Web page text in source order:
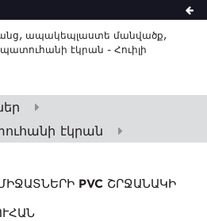
էկրան
PVC ՇՐՋԱՆԱԿԻ